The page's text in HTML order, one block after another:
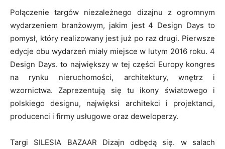
Połączenie targów niezależnego dizajnu z ogromnym
wydarzeniem branżowym, jakim jest 4 Design Days to
pomysł, który realizowany jest już po raz drugi. Pierwsze
edycje obu wydarzeń miały miejsce w lutym 2016 roku. 4
Design Days. to największy w tej części Europy kongres
na rynku nieruchomości, architektury, wnętrz i
wzornictwa. Zaprezentują się tu ikony światowego i
polskiego designu, najwięksi architekci i projektanci,
producenci i firmy usługowe oraz deweloperzy.
Targi SILESIA BAZAAR Dizajn odbędą się. w salach